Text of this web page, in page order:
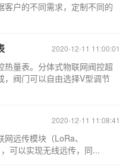
客户的不同需求，定制不同的
2020-12-11 11:00:01
量表。分体式物联网阀控超
，阀门可以自由选择V型调节
2020-12-11 11:08:41
远传模块（LoRa、
可以实现无线远传，同...